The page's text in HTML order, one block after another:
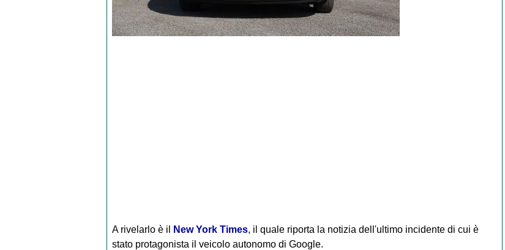
A rivelarlo è il New York Times, il quale riporta la notizia dell'ultimo incidente di cui è
stato protagonista il veicolo autonomo di Google.